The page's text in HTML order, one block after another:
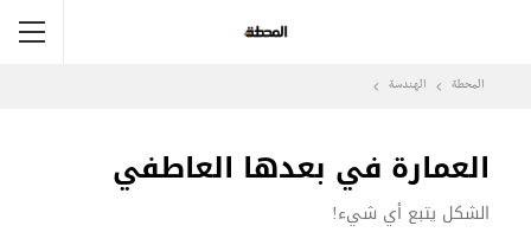
المحطة الهندسة
العمارة في بعدها العاطفي
الشكل يتبع أي شيء!